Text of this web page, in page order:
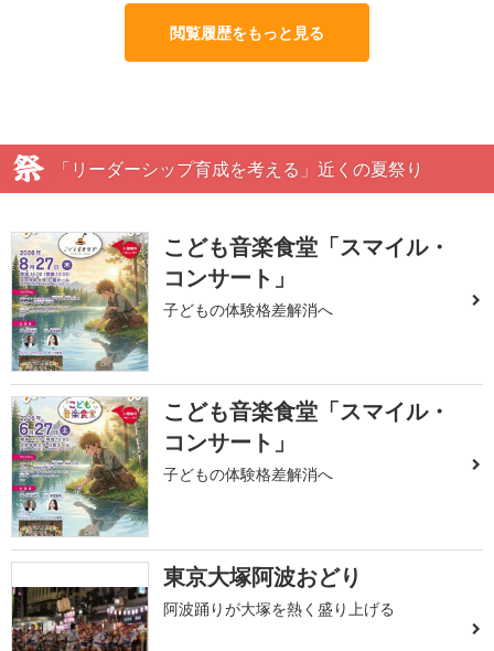
閲覧履歴をもっと見る
「リーダーシップ育成を考える」近くの夏祭り
こども音楽食堂「スマイル・
コンサート」
子どもの体験格差解消へ
こども音楽食堂「スマイル・
コンサート」
子どもの体験格差解消へ
東京大塚阿波おどり
阿波踊りが大塚を熱く盛り上げる